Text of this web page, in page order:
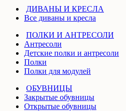
ДИВАНЫ И КРЕСЛА
Все диваны и кресла
ПОЛКИ И АНТРЕСОЛИ
Антресоли
Детские полки и антресоли
Полки
Полки для модулей
ОБУВНИЦЫ
Закрытые обувницы
Открытые обувницы